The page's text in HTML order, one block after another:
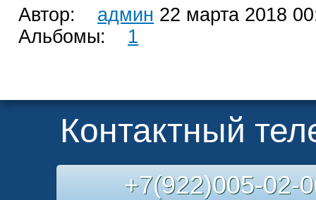
Автор: админ 22 марта 2018
Альбомы:
1
Контактный
+7(922)005-02-